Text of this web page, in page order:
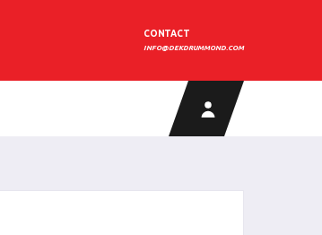
CONTACT
INFO@DEKDRUMMOND.COM